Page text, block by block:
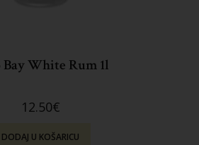
Bay White Rum 1l
12.50€
DODAJ U KOŠARICU